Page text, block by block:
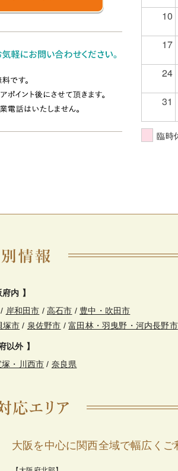
10
17
24
31
臨時
府内 】
岸和田市 / 高石市 / 豊中・吹田市
塚市 / 泉佐野市 /富田林・羽曳野・河内長野市
以外 】
塚・川西市 / 奈良県
大阪を中心に関西全域で幅広くご